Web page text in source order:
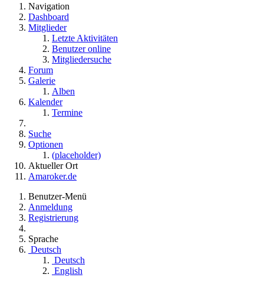
Navigation
Dashboard
Mitglieder
Letzte Aktivitäten
Benutzer online
Mitgliedersuche
Forum
Galerie
Alben
Kalender
Termine
Suche
Optionen
(placeholder)
Aktueller Ort
Amaroker.de
Benutzer-Menü
Anmeldung
Registrierung
Sprache
Deutsch
Deutsch
English